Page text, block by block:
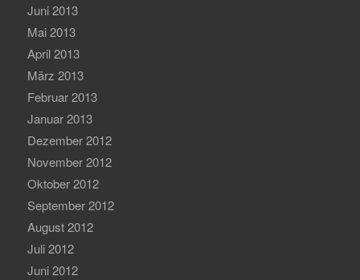
Juni 2013
Mai 2013
April 2013
März 2013
Februar 2013
Januar 2013
Dezember 2012
November 2012
Oktober 2012
September 2012
August 2012
Juli 2012
Juni 2012